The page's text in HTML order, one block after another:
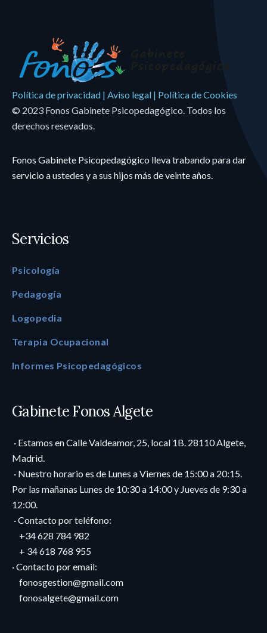
Política de privacidad | Aviso legal | Política de Cookies
© 2023 Fonos Gabinete Psicopedagógico. Todos los
derechos resevados.
Fonos Gabinete Psicopedagógico lleva trabando para dar
servicio a ustedes y a sus hijos más de veinte años.
Servicios
Psicología
Pedagogía
Logopedia
Terapia Ocupacional
Informes Psicopedagógicos
Gabinete Fonos Algete
· Estamos en Calle Valdeamor, 25, local 1B. 28110 Algete,
Madrid.
· Nuestro horario es de Lunes a Viernes de 15:00 a 20:15.
Por las mañanas Lunes de 10:30 a 14:00 y Jueves de 9:30 a
12:00.
· Contacto por teléfono:
+34 628 784 982
+ 34 618 768 955
· Contacto por email:
fonosgestion@gmail.com
fonosalgete@gmail.com